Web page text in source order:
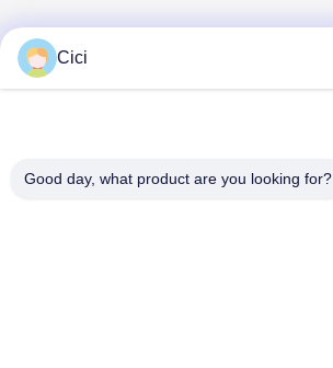
Cici
Good day, what product are you looking for?